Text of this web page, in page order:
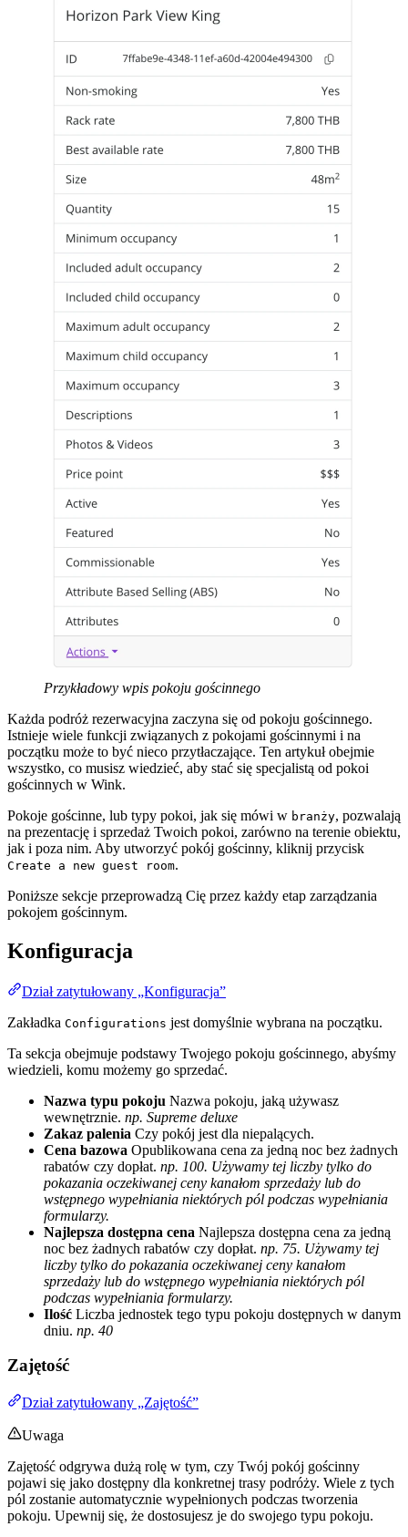
Przykładowy wpis pokoju gościnnego
Każda podróż rezerwacyjna zaczyna się od pokoju gościnnego.
Istnieje wiele funkcji związanych z pokojami gościnnymi i na
początku może to być nieco przytłaczające. Ten artykuł obejmie
wszystko, co musisz wiedzieć, aby stać się specjalistą od pokoi
gościnnych w Wink.
Pokoje gościnne, lub typy pokoi, jak się mówi w branży, pozwalają
na prezentację i sprzedaż Twoich pokoi, zarówno na terenie obiektu,
jak i poza nim. Aby utworzyć pokój gościnny, kliknij przycisk
Create a new guest room.
Poniższe sekcje przeprowadzą Cię przez każdy etap zarządzania
pokojem gościnnym.
Konfiguracja
Dział zatytułowany „Konfiguracja”
Zakładka Configurations jest domyślnie wybrana na początku.
Ta sekcja obejmuje podstawy Twojego pokoju gościnnego, abyśmy
wiedzieli, komu możemy go sprzedać.
Nazwa typu pokoju Nazwa pokoju, jaką używasz
wewnętrznie. np. Supreme deluxe
Zakaz palenia Czy pokój jest dla niepalących.
Cena bazowa Opublikowana cena za jedną noc bez żadnych
rabatów czy dopłat. np. 100. Używamy tej liczby tylko do
pokazania oczekiwanej ceny kanałom sprzedaży lub do
wstępnego wypełniania niektórych pól podczas wypełniania
formularzy.
Najlepsza dostępna cena Najlepsza dostępna cena za jedną
noc bez żadnych rabatów czy dopłat. np. 75. Używamy tej
liczby tylko do pokazania oczekiwanej ceny kanałom
sprzedaży lub do wstępnego wypełniania niektórych pól
podczas wypełniania formularzy.
Ilość Liczba jednostek tego typu pokoju dostępnych w danym
dniu. np. 40
Zajętość
Dział zatytułowany „Zajętość”
Uwaga
Zajętość odgrywa dużą rolę w tym, czy Twój pokój gościnny
pojawi się jako dostępny dla konkretnej trasy podróży. Wiele z tych
pól zostanie automatycznie wypełnionych podczas tworzenia
pokoju. Upewnij się, że dostosujesz je do swojego typu pokoju.